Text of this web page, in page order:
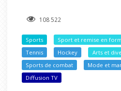
108 522
Sports Sport et remise en
Tennis
Hockey Arts et
Sports de combat
Mode et
Diffusion TV